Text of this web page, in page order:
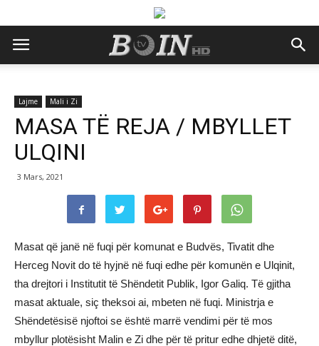
Lajme Mali i Zi
MASA TË REJA / MBYLLET
ULQINI
3 Mars, 2021
Masat që janë në fuqi për komunat e Budvës, Tivatit dhe
Herceg Novit do të hyjnë në fuqi edhe për komunën e Ulqinit,
tha drejtori i Institutit të Shëndetit Publik, Igor Galiq. Të gjitha
masat aktuale, siç theksoi ai, mbeten në fuqi. Ministrja e
Shëndetësisë njoftoi se është marrë vendimi për të mos
mbyllur plotësisht Malin e Zi dhe për të pritur edhe dhjetë ditë,